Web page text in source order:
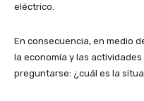
eléctrico.
En consecuencia, en medio
la economía y las
preguntarse: ¿cuál es la